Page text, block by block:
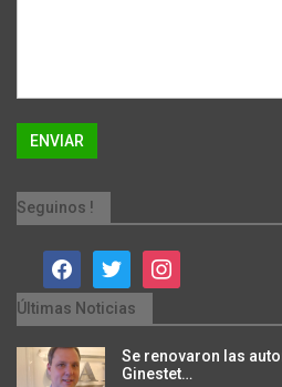
Seguinos !
facebooktwitter instagram
Últimas Noticias
Se renovaron las
Ginestet…